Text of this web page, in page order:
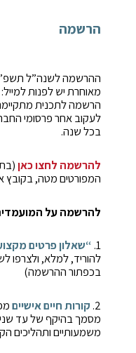
הרשמה
מאוחרת יש לפנות למייל:
הרשמה לתכנית
לעקוב אחר פרסומי
בכל שנה.
להרשמה לחצו כאן
המפורטים מטה, בקובץ
להרשמה על
1. “שאלון פרטים
להוריד, למלא, ולצרפו
בכפתור ההרשמה)
2. קורות חיים אישיים
מסמך בהיקף של עד שני
משמעותיים ותהליכים